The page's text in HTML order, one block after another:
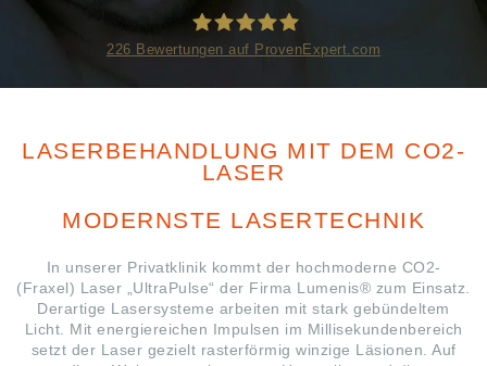
ÄSTHETIK IN DRESDEN
226 Bewertungen auf ProvenExpert.com
LASERBEHANDLUNG MIT DEM CO2-
LASER
MODERNSTE LASERTECHNIK
In unserer Privatklinik kommt der hochmoderne CO2-
(Fraxel) Laser „UltraPulse“ der Firma Lumenis® zum Einsatz.
Derartige Lasersysteme arbeiten mit stark gebündeltem
Licht. Mit energiereichen Impulsen im Millisekundenbereich
setzt der Laser gezielt rasterförmig winzige Läsionen. Auf